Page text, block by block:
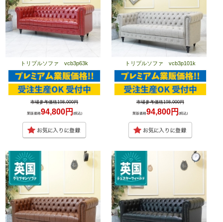
トリプルソファ vcb3p63k
市場参考価格198,000円
業販価格94,800円 (税込)
トリプルソファ vcb3p101k
市場参考価格198,000円
業販価格94,800円(税込)